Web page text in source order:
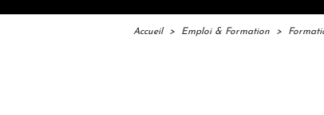
Accueil > Emploi & Formation >